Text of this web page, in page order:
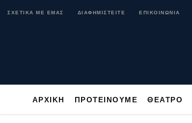
ΣΧΕΤΙΚΑ ΜΕ ΕΜΑΣ ΔΙΑΦΗΜΙΣΤΕΙΤΕ ΕΠΙΚΟΙΝΩΝΙΑ
ΑΡΧΙΚΗ ΠΡΟΤΕΙΝΟΥΜΕ ΘΕΑΤΡΟ
ΑΡΧΙΚΗ ΠΡΟΤΕΙΝΟΥΜΕ ΘΕΑΤΡΟ